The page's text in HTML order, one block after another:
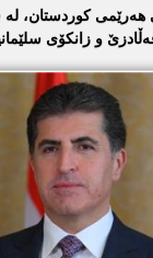
کوردستان، لە
و زانکۆی